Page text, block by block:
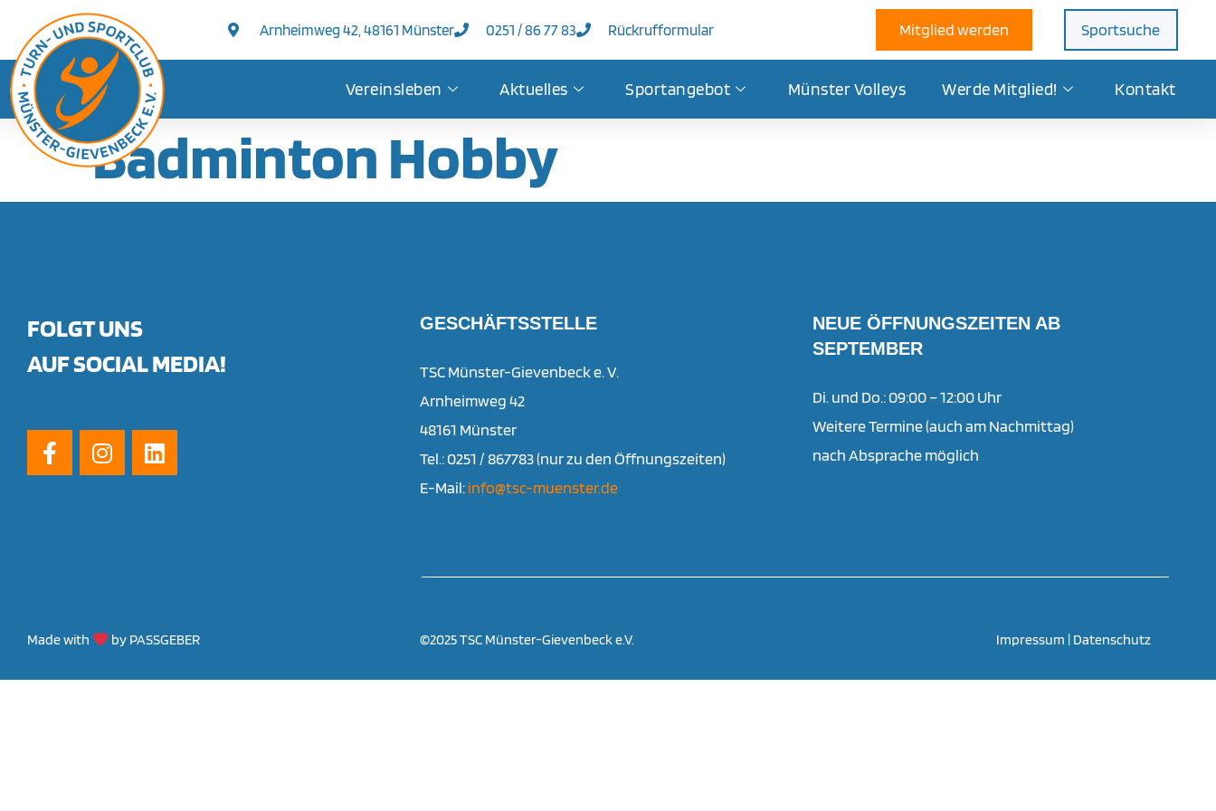
springen
Arnheimweg 42, 48161 Münster 0251 / 86 77 83 Rückrufformular Mitglied werden Sportsuche
Vereinsleben Aktuelles Sportangebot Münster Volleys Werde Mitglied! Kontakt
Badminton Hobby
FOLGT UNS
AUF SOCIAL MEDIA!
GESCHÄFTSSTELLE
TSC Münster-Gievenbeck e. V.
Arnheimweg 42
48161 Münster
Tel.: 0251 / 867783 (nur zu den Öffnungszeiten)
E-Mail:info@tsc-muenster.de
NEUE ÖFFNUNGSZEITEN AB
SEPTEMBER
Di. und Do.: 09:00 – 12:00 Uhr
Weitere Termine (auch am Nachmittag)
nach Absprache möglich
Made with by PASSGEBER ©2025 TSC Münster-Gievenbeck e.V. Impressum | Datenschutz